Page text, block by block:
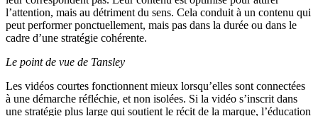
l’attention, mais au détriment du sens. Cela conduit à un contenu qui
peut performer ponctuellement, mais pas dans la durée ou dans le
cadre d’une stratégie cohérente.
Le point de vue de Tansley
Les vidéos courtes fonctionnent mieux lorsqu’elles sont connectées
à une démarche réfléchie, et non isolées. Si la vidéo s’inscrit dans
une stratégie plus large qui soutient le récit de la marque, l’éducation